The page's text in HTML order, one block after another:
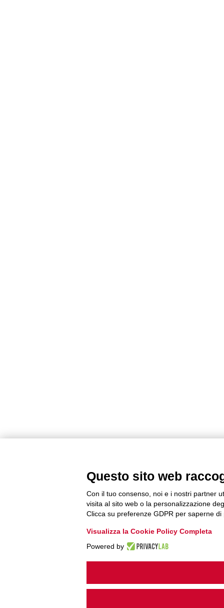
Questo sito web
Con il tuo consenso, noi e i nostri partner
visita al sito web o la personalizzazione
Clicca su preferenze GDPR per saperne di
Visualizza la Cookie Policy Completa
Powered by